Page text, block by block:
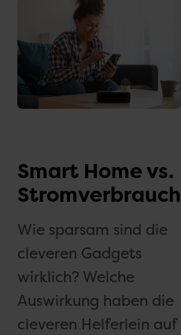
Smart Home vs.
Stromverbrauch
Wie sparsam sind die
cleveren Gadgets
wirklich? Welche
Auswirkung haben die
cleveren Helferlein auf